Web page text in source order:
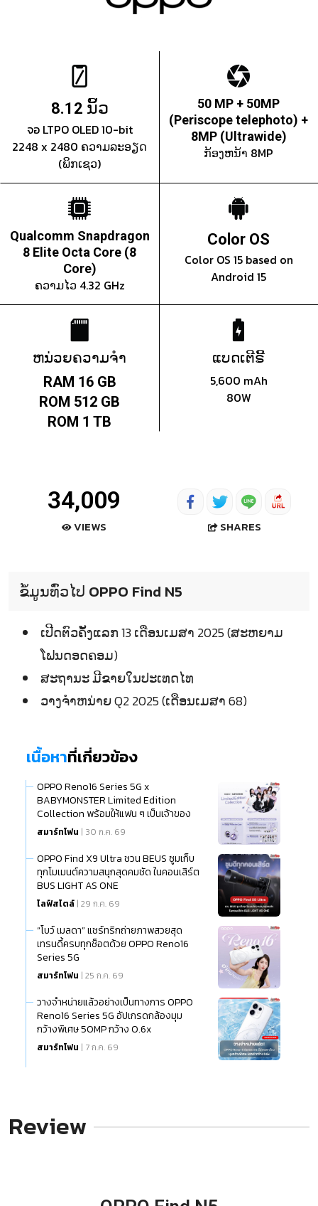
8.12 ນິ້ວ
จอ LTPO OLED 10-bit
2248 x 2480 ຄວາມລະອຽດ
(ພິກເຊວ)
50 MP + 50MP
(Periscope telephoto) +
8MP (Ultrawide)
ກ້ອງຫນ້າ 8MP
Qualcomm Snapdragon
8 Elite Octa Core (8
Core)
ຄວາມໄວ 4.32 GHz
Color OS
Color OS 15 based on
Android 15
ຫນ່ວຍຄວາມຈຳ
RAM 16 GB
ROM 512 GB
ROM 1 TB
ແບດເຕີຣີ້
5,600 mAh
80W
34,009
VIEWS SHARES
ຂໍ້ມູນທົ່ວໄປ OPPO Find N5
ເປີດຕົວຄັ້ງແລກ 13 ເດືອນເມສາ 2025 (ສະຫຍາມ
ໂຟນດອດຄອມ)
ສະຖານະ ມີຂາຍໃນປະເທດໄທ
ວາງຈຳຫນ່າຍ Q2 2025 (ເດືອນເມສາ 68)
เนื้อหาที่เกี่ยวข้อง
OPPO Reno16 Series 5G x
BABYMONSTER Limited Edition
Collection พร้อมให้แฟน ๆ เป็นเจ้าของ
แล้ว
สมาร์ทโฟน | 30 ก.ค. 69
OPPO Find X9 Ultra ชวน BEUS ซูมเก็บ
ทุกโมเมนต์ความสนุกสุดคมชัด ในคอนเสิร์ต
BUS LIGHT AS ONE
ไลฟ์สไตล์ | 29 ก.ค. 69
“โบว์ เมลดา” แชร์ทริกถ่ายภาพสวยสุด
เทรนดี้ครบทุกช็อตด้วย OPPO Reno16
Series 5G
สมาร์ทโฟน | 25 ก.ค. 69
วางจำหน่ายแล้วอย่างเป็นทางการ OPPO
Reno16 Series 5G อัปเกรดกล้องมุม
กว้างพิเศษ 50MP กว้าง 0.6x
สมาร์ทโฟน | 7 ก.ค. 69
Review